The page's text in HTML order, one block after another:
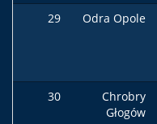
29 Odra Opole
30
Chrobry
Głogów